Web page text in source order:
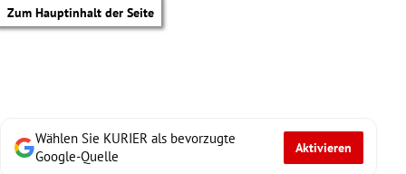
Zum Hauptinhalt der Seite
Wählen Sie KURIER als bevorzugte
Google-Quelle
Aktivieren